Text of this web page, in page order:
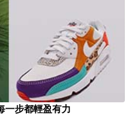
一步都輕盈有力